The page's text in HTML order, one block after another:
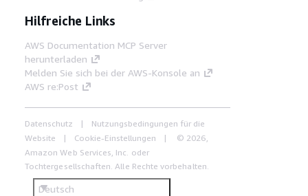
Hilfreiche Links
AWS Documentation MCP Server
herunterladen
Melden Sie sich bei der AWS-Konsole an
AWS re:Post
Datenschutz
Nutzungsbedingungen für die
Website
Cookie-Einstellungen
© 2026,
Amazon Web Services, Inc. oder
Tochtergesellschaften. Alle Rechte vorbehalten.
Deutsch